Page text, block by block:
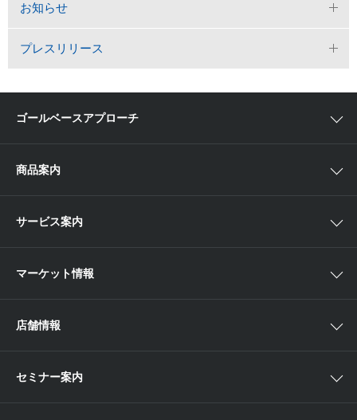
お知らせ
プレスリリース
ゴールベースアプローチ
αポート
商品案内
欧米株
ETF・ETN・REIT
ラップサービス
サービス案内
取引ツール
マーケット情報
店舗情報
セミナー案内